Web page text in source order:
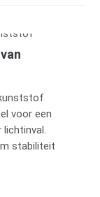
voor een
stabiliteit